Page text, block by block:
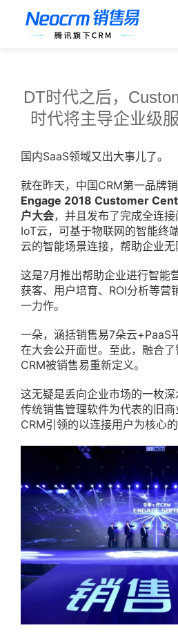
DT时代之后，
时代将主导企业级
国内SaaS领域又出大事儿了。
就在昨天，中国CRM第一品牌
Engage 2018 Customer
户大会，并且发布了完成全连接
IoT云，可基于物联网的智能终
云的智能场景连接，帮助企业无
这是7月推出帮助企业进行智能
获客、用户培育、ROI分析等营
一力作。
一朵，涵括销售易7朵云+PaaS
在大会公开面世。至此，融合
CRM被销售易重新定义。
这无疑是丢向企业市场的一枚
传统销售管理软件为代表的旧
CRM引领的以连接用户为核心